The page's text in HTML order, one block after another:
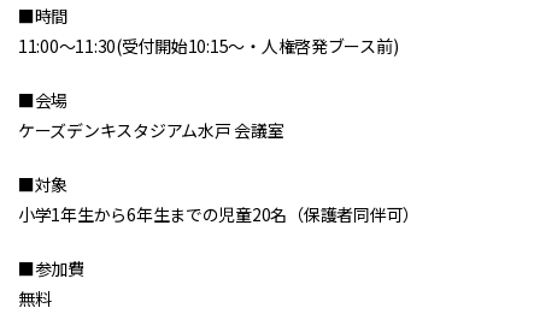
■時間
11:00～11:30(受付開始10:15～・人権啓発ブース前)
■会場
ケーズデンキスタジアム水戸 会議室
■対象
小学1年生から6年生までの児童20名（保護者同伴可）
■参加費
無料